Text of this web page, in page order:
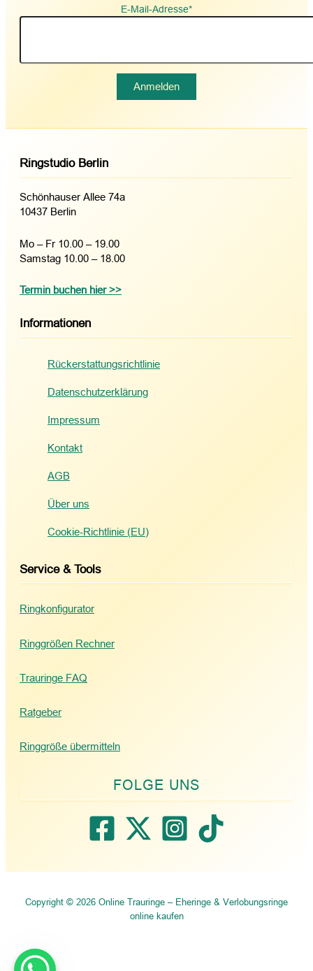
E-Mail-Adresse*
Ringstudio Berlin
Schönhauser Allee 74a
10437 Berlin
Mo – Fr 10.00 – 19.00
Samstag 10.00 – 18.00
Termin buchen hier >>
Informationen
Rückerstattungsrichtlinie
Datenschutzerklärung
Impressum
Kontakt
AGB
Über uns
Cookie-Richtlinie (EU)
Service & Tools
Ringkonfigurator
Ringgrößen Rechner
Trauringe FAQ
Ratgeber
Ringgröße übermitteln
Copyright © 2026 Online Trauringe – Eheringe & Verlobungsringe
online kaufen